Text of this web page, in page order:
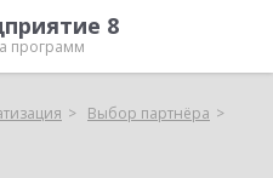
8
программ
Выбор партнёра